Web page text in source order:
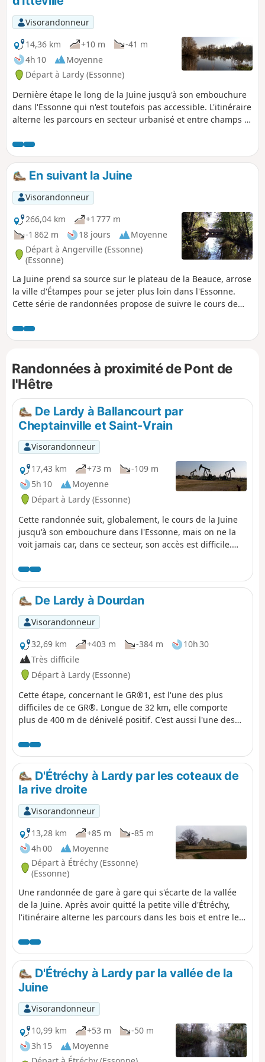
Visorandonneur
14,36 km
+10 m
-41 m
4h 10
Moyenne
Départ à Lardy (Essonne)
Dernière étape le long de la Juine jusqu'à son embouchure
dans l'Essonne qui n'est toutefois pas accessible. L'itinéraire
alterne les parcours en secteur urbanisé et entre champs et
ses observatoires à oiseaux, constitue le point d'orgue de
cette randonnée.
En suivant la Juine
Visorandonneur
266,04 km
+1 777 m
-1 862 m
18 jours
Moyenne
Départ à Angerville (Essonne)
(Essonne)
La Juine prend sa source sur le plateau de la Beauce, arrose
la ville d'Étampes pour se jeter plus loin dans l'Essonne.
Cette série de randonnées propose de suivre le cours de
gare mais d'autres sont des boucles sur les coteaux qui
encadrent la rivière.
Randonnées à proximité de Pont de
l'Hêtre
De Lardy à Ballancourt par
Cheptainville et Saint-Vrain
Visorandonneur
17,43 km
+73 m
-109 m
5h 10
Moyenne
Départ à Lardy (Essonne)
Cette randonnée suit, globalement, le cours de la Juine
jusqu'à son embouchure dans l'Essonne, mais on ne la
voit jamais car, dans ce secteur, son accès est difficile.
de Cheptainville de Saint-Vrain, les chemins entre les
champs et les parcours en secteur urbanisé. L'obélisque
de Saint-Vrain, en lisière de forêt, constitue une
curiosité.
De Lardy à Dourdan
Visorandonneur
32,69 km
+403 m -384 m
10h 30
Très difficile
Départ à Lardy (Essonne)
Cette étape, concernant le GR®1, est l'une des plus
difficiles de ce GR®. Longue de 32 km, elle comporte
plus de 400 m de dénivelé positif. C'est aussi l'une des
de croiser de magnifiques monuments, comme l'Église
Saint-Sulpice, l'Église Saint-Yon, l'église de Sermaise
ainsi que le Château de Dourdan. D'autres monuments
sont à visiter dans cette ville. L'essentiel du parcours se
fait en campagne, avec plusieurs montées et descentes
dans les vallées. Le parcours rencontre de très
nombreux villages, plus ou moins grand.
D'Étréchy à Lardy par les coteaux de
la rive droite
Visorandonneur
13,28 km
+85 m
-85 m
4h 00
Moyenne
Départ à Étréchy (Essonne)
(Essonne)
Une randonnée de gare à gare qui s'écarte de la vallée
de la Juine. Après avoir quitté la petite ville d'Étréchy,
l'itinéraire alterne les parcours dans les bois et entre les
petit rocher à cavité naturelle et un dolmen.
D'Étréchy à Lardy par la vallée de la
Juine
Visorandonneur
10,99 km
+53 m
-50 m
3h 15
Moyenne